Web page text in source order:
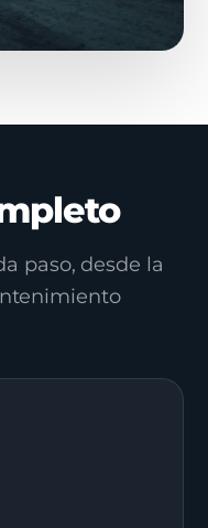
paso, desde la